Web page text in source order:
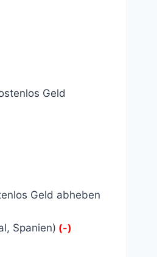
Geld
Geld abheben
Spanien) (-)